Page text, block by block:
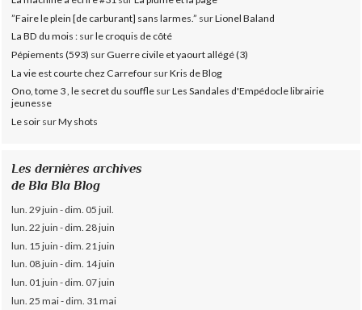
”Faire le plein [de carburant] sans larmes.” surLionel Baland
La BD du mois : surle croquis de côté
Pépiements (593) surGuerre civile et yaourt allégé (3)
La vie est courte chez Carrefour surKris de Blog
Ono, tome 3 , le secret du souffle surLes Sandales d'Empédocle librairie
jeunesse
Le soir surMy shots
Les dernières archives
de Bla Bla Blog
lun. 29 juin - dim. 05 juil.
lun. 22 juin - dim. 28 juin
lun. 15 juin - dim. 21 juin
lun. 08 juin - dim. 14 juin
lun. 01 juin - dim. 07 juin
lun. 25 mai - dim. 31 mai